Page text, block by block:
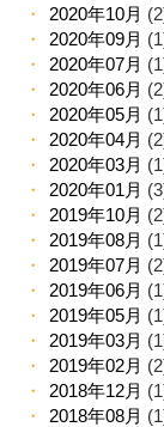
2020年10月
2020年09月
2020年07月
2020年06月
2020年05月
2020年04月
2020年03月
2020年01月
2019年10月
2019年08月
2019年07月
2019年06月
2019年05月
2019年03月
2019年02月
2018年12月
2018年08月